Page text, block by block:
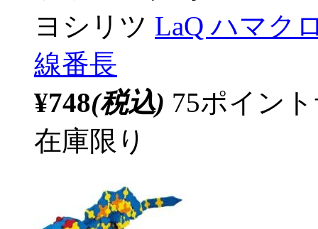
ヨシリツ LaQ ハマク
線番長
¥748(税込) 75ポイン
在庫限り